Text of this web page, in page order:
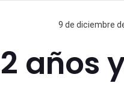
9 de diciembre
años